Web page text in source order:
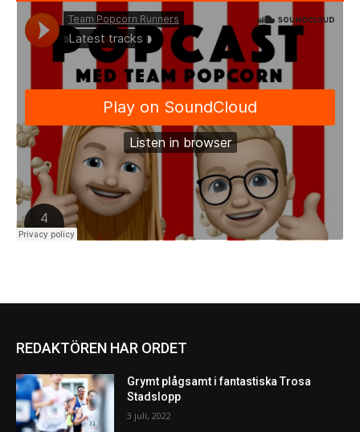
REDAKTÖREN HAR ORDET
Grymt plågsamt i fantastiska Trosa
Stadslopp
3 juli, 2022